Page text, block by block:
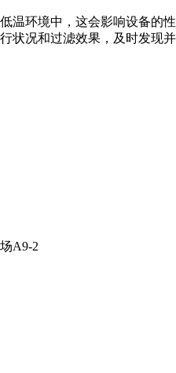
温环境中，这会影响设备的
状况和过滤效果，及时发现
A9-2